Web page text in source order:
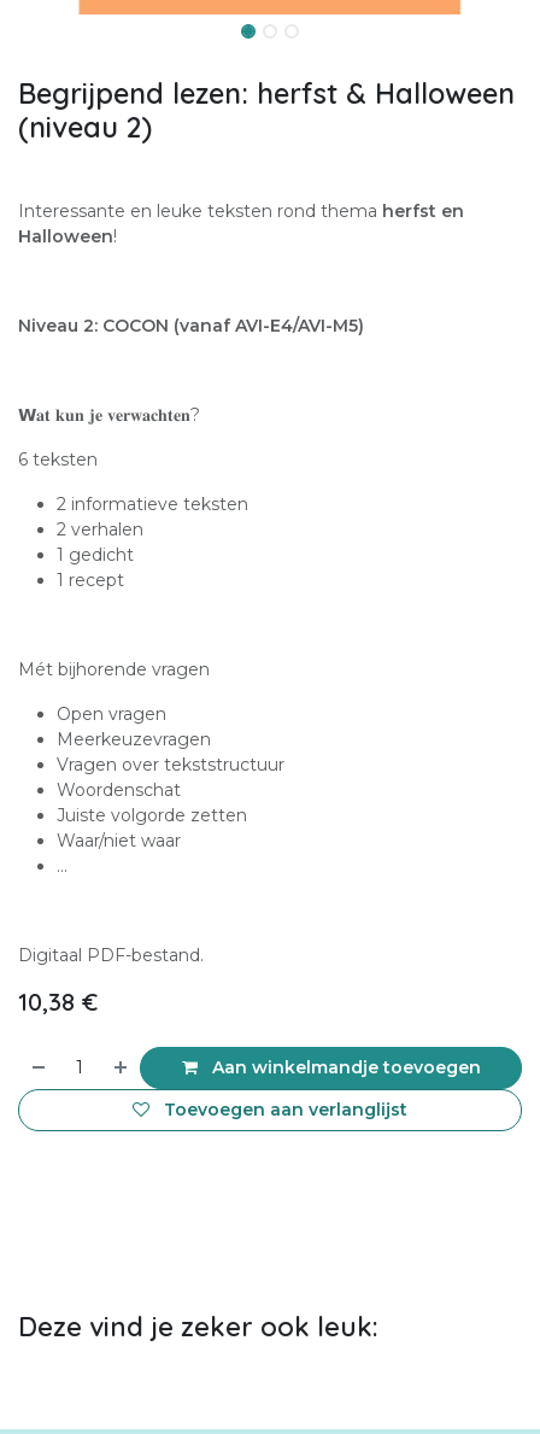
Begrijpend lezen: herfst & Halloween
(niveau 2)
Interessante en leuke teksten rond thema herfst en
Halloween!
Niveau 2: COCON (vanaf AVI-E4/AVI-M5)
𝗪𝐚𝐭 𝐤𝐮𝐧 𝐣𝐞 𝐯𝐞𝐫𝐰𝐚𝐜𝐡𝐭𝐞𝐧?⁣
6 teksten⁣
2 informatieve teksten⁣
2 verhalen⁣
1 gedicht
1 recept
Mét bijhorende vragen⁣
Open vragen ⁣
Meerkeuzevragen⁣
Vragen over tekststructuur⁣
Woordenschat ⁣
Juiste volgorde zetten⁣
Waar/niet waar⁣
...⁣
Digitaal PDF-bestand.
10,38 €
Aan winkelmandje toevoegen
Toevoegen aan verlanglijst
Deze vind je zeker ook leuk: